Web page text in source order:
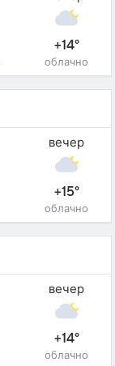
+14°
облачно
вечер
+15°
облачно
вечер
+14°
облачно